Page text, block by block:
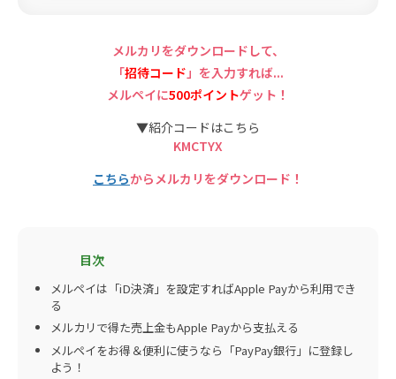
メルカリをダウンロードして、
「招待コード 」を入力すれば...
メルペイに500ポイントゲット！
▼紹介コードはこちら
KMCTYX
こちらからメルカリをダウンロード！
メルペイは「iD決済」を設定すればApple Payから利用でき
る
メルカリで得た売上金もApple Payから支払える
メルペイをお得＆便利に使うなら「PayPay銀行」に登録し
よう！